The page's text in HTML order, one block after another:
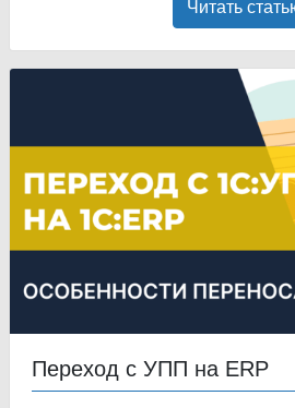
Читать
Переход с УПП на ERP